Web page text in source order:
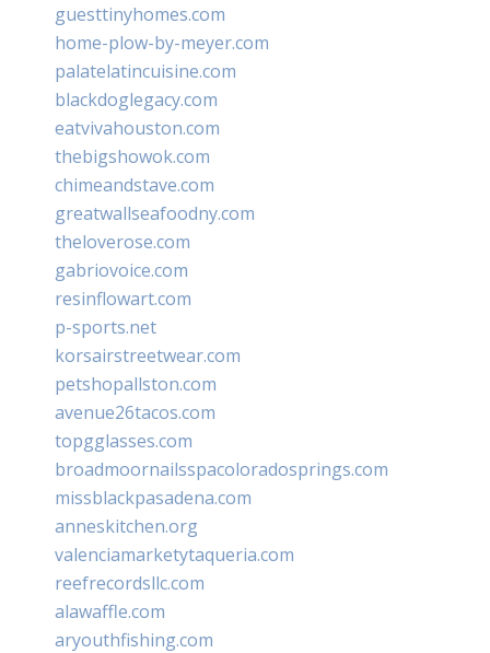
guesttinyhomes.com
home-plow-by-meyer.com
palatelatincuisine.com
blackdoglegacy.com
eatvivahouston.com
thebigshowok.com
chimeandstave.com
greatwallseafoodny.com
theloverose.com
gabriovoice.com
resinflowart.com
p-sports.net
korsairstreetwear.com
petshopallston.com
avenue26tacos.com
topgglasses.com
broadmoornailsspacoloradosprings.com
missblackpasadena.com
anneskitchen.org
valenciamarketytaqueria.com
reefrecordsllc.com
alawaffle.com
aryouthfishing.com